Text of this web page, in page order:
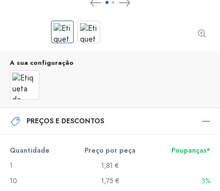
A sua configuração
PREÇOS E DESCONTOS
Quantidade Preço por peça
Poupanças*
1
1,81 €
10
1,75 €
3%